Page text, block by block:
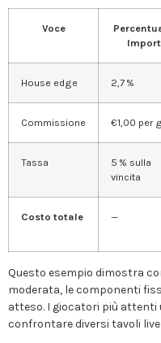
Voce
House edge 2,7 %
Commissione €1,00 per
Tassa
5 % sulla
vincita
Costo totale —
Questo esempio dimostra
moderata, le componenti
atteso. I giocatori più
confrontare diversi tavoli